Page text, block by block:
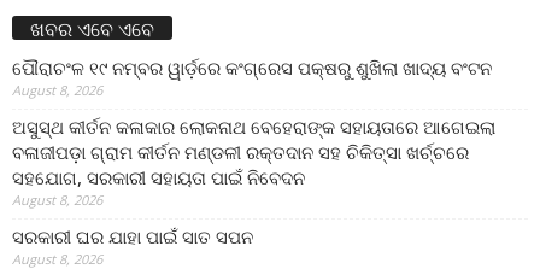
ଖବର ଏବେ ଏବେ
ପୌରାଚଂଳ ୧୯ ନମ୍ବର ୱାର୍ଡ଼ରେ କଂଗ୍ରେସ ପକ୍ଷରୁ ଶୁଖିଲା ଖାଦ୍ୟ ବଂଟନ
August 8, 2026
ଅସୁସ୍ଥ କୀର୍ତନ କଳାକାର ଲୋକନାଥ ବେହେରାଙ୍କ ସହାୟତାରେ ଆଗେଇଲା
ବଳାଜୀପଡ଼ା ଗ୍ରାମ କୀର୍ତନ ମଣ୍ଡଳୀ ରକ୍ତଦାନ ସହ ଚିକିତ୍ସା ଖର୍ଚ୍ଚରେ
ସହଯୋଗ, ସରକାରୀ ସହାୟତା ପାଇଁ ନିବେଦନ
August 8, 2026
ସରକାରୀ ଘର ଯାହା ପାଇଁ ସାତ ସପନ
August 8, 2026